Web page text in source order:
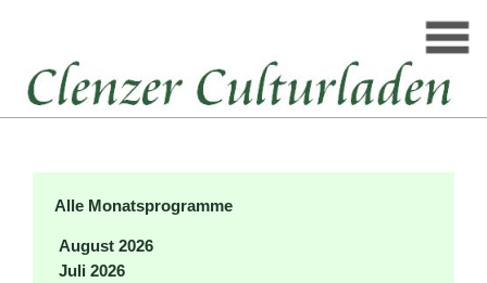
Alle Monatsprogramme
August 2026
Juli 2026